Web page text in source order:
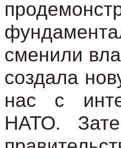
сменили
создала
нас с
НАТО.